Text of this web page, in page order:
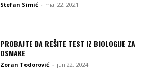
Stefan Simić - maj 22, 2021
PROBAJTE DA REŠITE TEST IZ BIOLOGIJE ZA
OSMAKE
Zoran Todorović - jun 22, 2024